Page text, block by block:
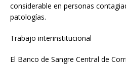
considerable en personas
patologías.
Trabajo interinstitucional
El Banco de Sangre Central de